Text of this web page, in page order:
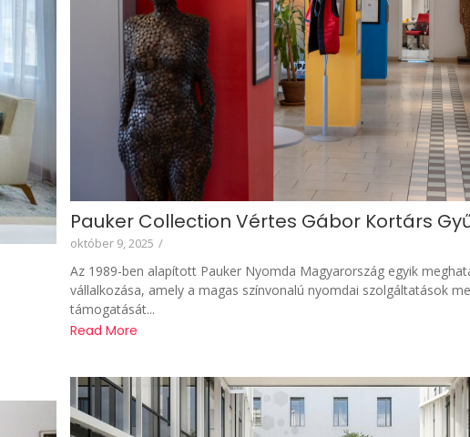
Pauker Collection Vértes Gábor Kortárs
október 9, 2025 /
Az 1989-ben alapított Pauker Nyomda Magyarország egyik
vállalkozása, amely a magas színvonalú nyomdai szolgáltatások
támogatását...
Read More